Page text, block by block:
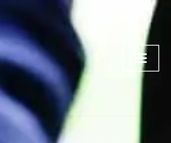
Skip
content